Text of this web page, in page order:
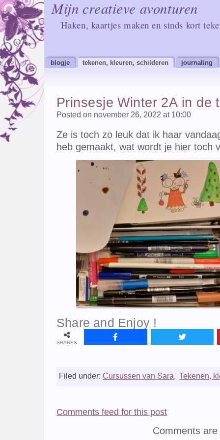
Mijn creatieve avonturen
Haken, kaartjes maken en sinds kort
blogje tekenen, kleuren, schilderen journaling
Prinsesje Winter 2A in de
Posted on november 26, 2022 at 10:00
Ze is toch zo leuk dat ik haar
heb gemaakt, wat wordt je hier toch
Share and Enjoy !
SHARES
Filed under: Cursussen van Sara, Tekenen,
Comments feed for this post
Comments are